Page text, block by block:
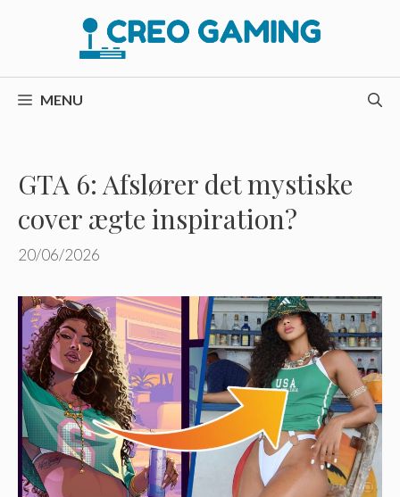
MENU
GTA 6: Afslører det mystiske
cover ægte inspiration?
20/06/2026